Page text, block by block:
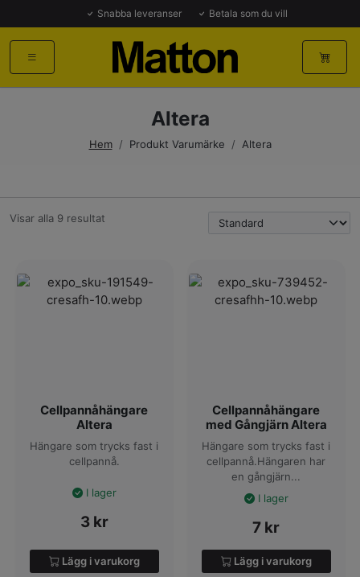
Snabba leveranser Betala som du vill
Altera
Hem / Produkt Varumärke / Altera
Visar alla 9 resultat
Cellpannåhängare
Altera
Hängare som trycks fast i
cellpannå.
I lager
3 kr
Lägg i varukorg
Cellpannåhängare
med Gångjärn Altera
Hängare som trycks fast i
cellpannå.Hängaren har
en gångjärn...
I lager
7 kr
Lägg i varukorg